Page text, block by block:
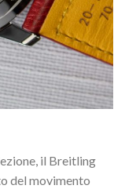
il Breitling
del movimento